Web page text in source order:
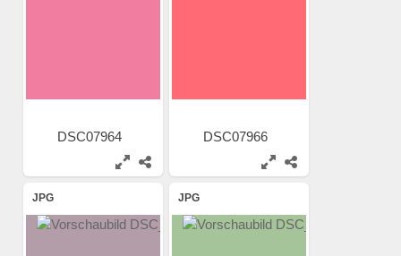
DSC07964 DSC07966
JPG JPG